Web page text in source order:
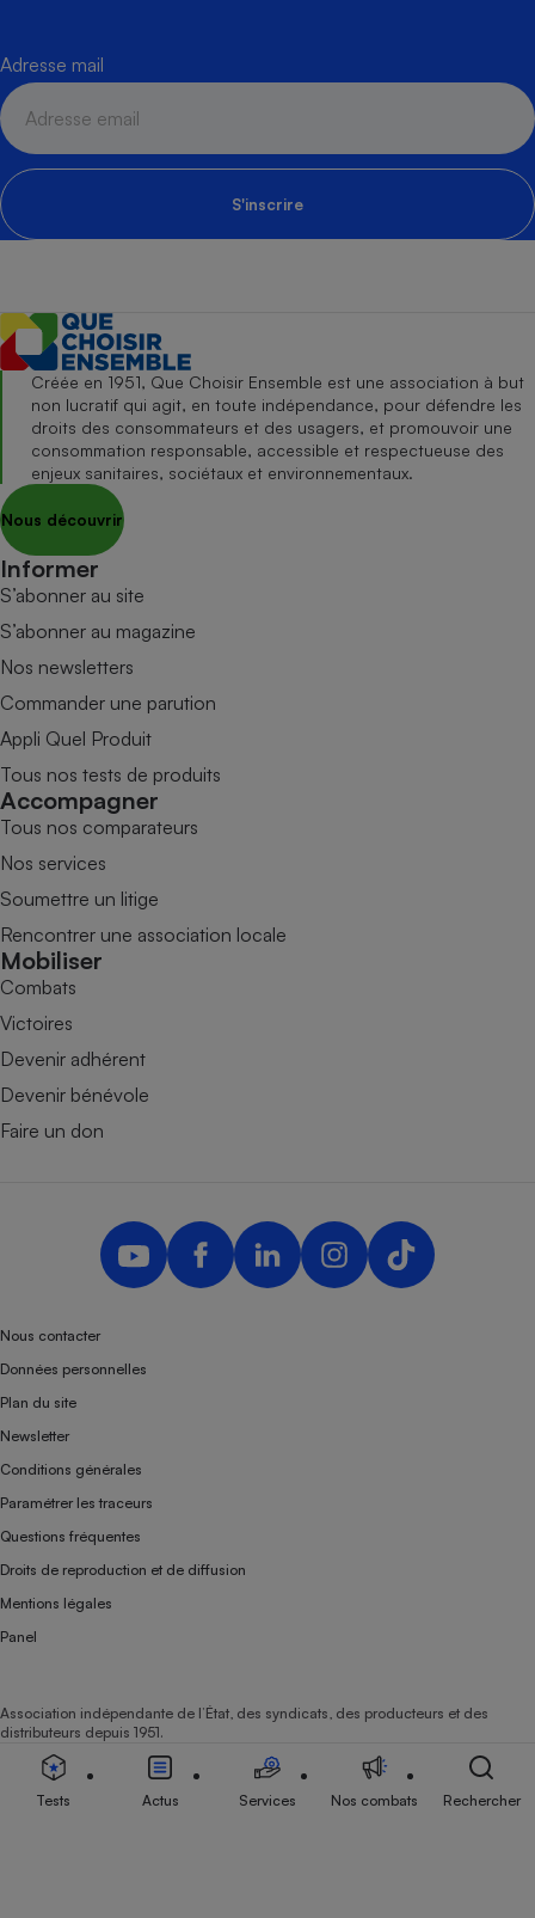
Adresse mail
S'inscrire
Créée en 1951, Que Choisir Ensemble est une association à but
non lucratif qui agit, en toute indépendance, pour défendre les
droits des consommateurs et des usagers, et promouvoir une
consommation responsable, accessible et respectueuse des
enjeux sanitaires, sociétaux et environnementaux.
Nous découvrir
Informer
S’abonner au site
S’abonner au magazine
Nos newsletters
Commander une parution
Appli Quel Produit
Tous nos tests de produits
Accompagner
Tous nos comparateurs
Nos services
Soumettre un litige
Rencontrer une association locale
Mobiliser
Combats
Victoires
Devenir adhérent
Devenir bénévole
Faire un don
Nous contacter
Données personnelles
Plan du site
Newsletter
Conditions générales
Paramétrer les traceurs
Questions fréquentes
Droits de reproduction et de diffusion
Mentions légales
Panel
Association indépendante de l’État, des syndicats, des producteurs et des
distributeurs depuis 1951.
Tests Actus Services Nos combats Rechercher